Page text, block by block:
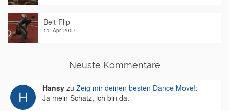
Belt-Flip
11. Apr. 2007
Neuste Kommentare
Hansy zu Zeig mir deinen besten Dance Move!:
Ja mein Schatz, ich bin da.